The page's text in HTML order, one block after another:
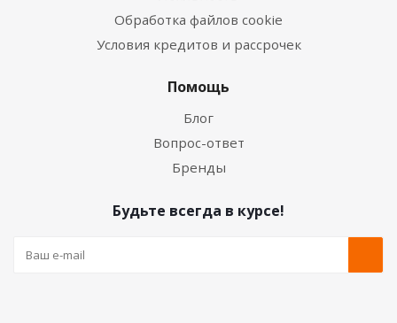
Обработка файлов cookie
Условия кредитов и рассрочек
Помощь
Блог
Вопрос-ответ
Бренды
Будьте всегда в курсе!